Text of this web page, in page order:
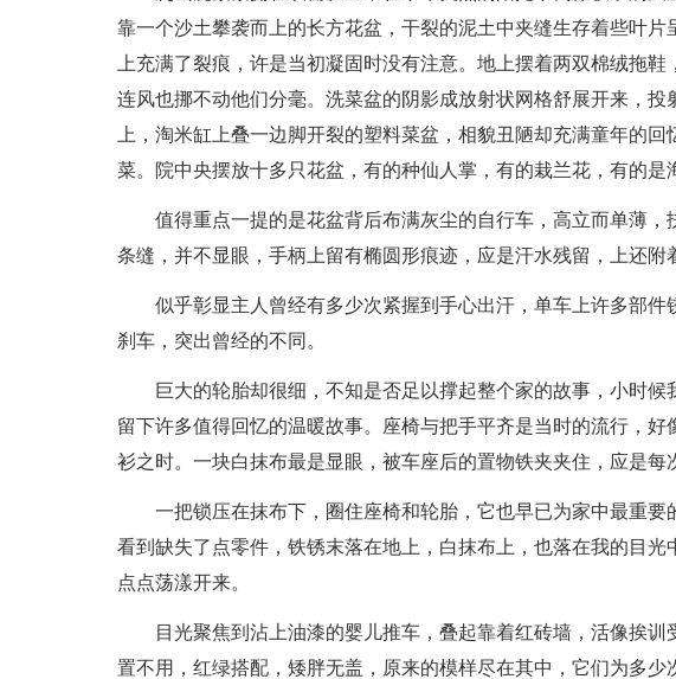
靠一个沙土攀袭而上的长方花盆，干裂的泥土中夹缝生存着些叶
上充满了裂痕，许是当初凝固时没有注意。地上摆着两双棉绒拖鞋
连风也挪不动他们分毫。洗菜盆的阴影成放射状网格舒展开来，
上，淘米缸上叠一边脚开裂的塑料菜盆，相貌丑陋却充满童年的
菜。院中央摆放十多只花盆，有的种仙人掌，有的栽兰花，有的是
值得重点一提的是花盆背后布满灰尘的自行车，高立而单薄
条缝，并不显眼，手柄上留有椭圆形痕迹，应是汗水残留，上还附
似乎彰显主人曾经有多少次紧握到手心出汗，单车上许多部件
刹车，突出曾经的不同。
巨大的轮胎却很细，不知是否足以撑起整个家的故事，小时候
留下许多值得回忆的温暖故事。座椅与把手平齐是当时的流行，
衫之时。一块白抹布最是显眼，被车座后的置物铁夹夹住，应是每
一把锁压在抹布下，圈住座椅和轮胎，它也早已为家中最重
看到缺失了点零件，铁锈末落在地上，白抹布上，也落在我的目
点点荡漾开来。
目光聚焦到沾上油漆的婴儿推车，叠起靠着红砖墙，活像挨
置不用，红绿搭配，矮胖无盖，原来的模样尽在其中，它们为多